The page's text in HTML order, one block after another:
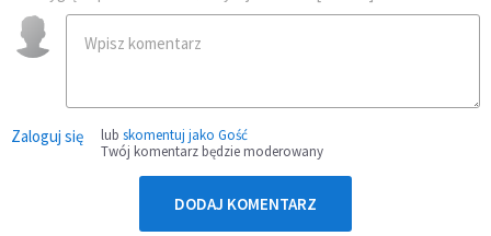
Zaloguj się lub skomentuj jako Gość
Twój komentarz będzie moderowany
DODAJ KOMENTARZ